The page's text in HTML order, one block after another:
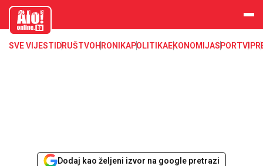
aloonline.b
SVE VIJESTI DRUŠTVOHRONIKAPOLITIKAEKONOMIJASPORTVIP
Dodaj kao željeni izvor na google pretrazi